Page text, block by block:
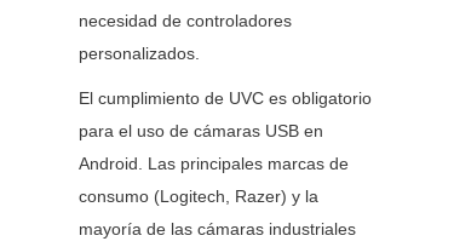
necesidad de controladores
personalizados.
El cumplimiento de UVC es obligatorio
para el uso de cámaras USB en
Android. Las principales marcas de
consumo (Logitech, Razer) y la
mayoría de las cámaras industriales